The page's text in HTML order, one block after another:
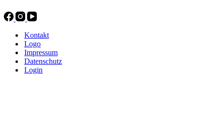
Kontakt
Logo
Impressum
Datenschutz
Login